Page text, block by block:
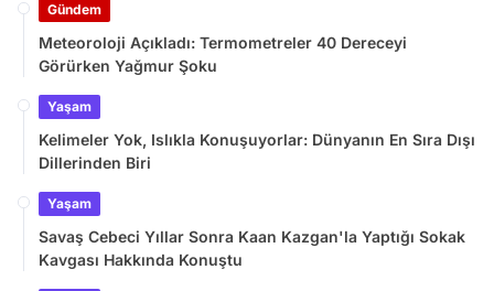
Gündem
Meteoroloji Açıkladı: Termometreler 40 Dereceyi
Görürken Yağmur Şoku
Yaşam
Kelimeler Yok, Islıkla Konuşuyorlar: Dünyanın En Sıra Dışı
Dillerinden Biri
Yaşam
Savaş Cebeci Yıllar Sonra Kaan Kazgan'la Yaptığı Sokak
Kavgası Hakkında Konuştu